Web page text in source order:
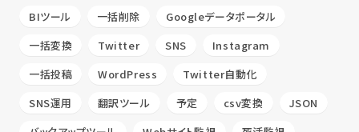
BIツール
一括削除
Googleデータポータル
一括変換
Twitter SNS
Instagram
一括投稿
WordPress
Twitter自動化
SNS運用
翻訳ツール 予定 csv変換
JSON